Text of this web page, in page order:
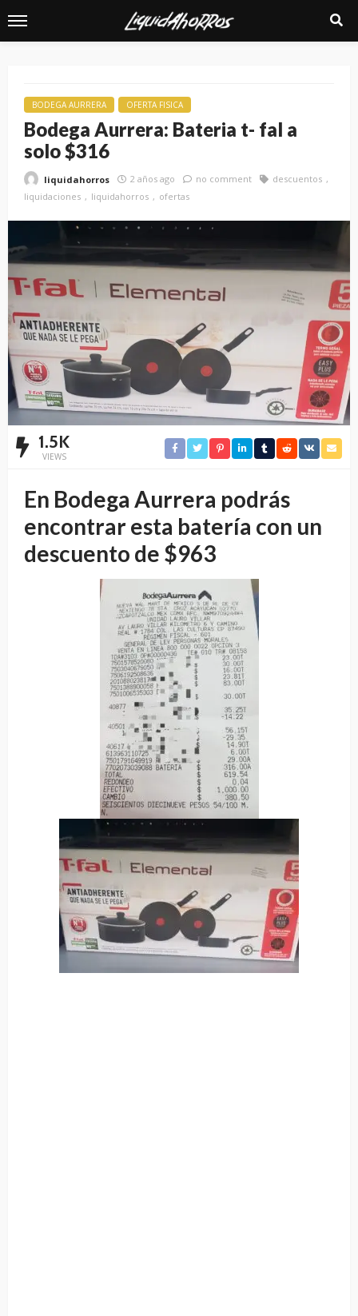
BODEGA AURRERA OFERTA FISICA
Bodega Aurrera: Bateria t- fal a
solo $316
liquidahorros 2 años ago no comment
descuentos
liquidaciones
liquidahorros ofertas
1.5K
VIEWS
En Bodega Aurrera podrás
encontrar esta batería con un
descuento de $963